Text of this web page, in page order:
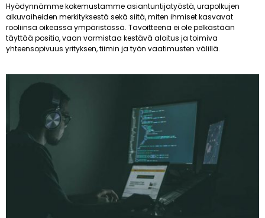
Hyödynnämme kokemustamme asiantuntijatyöstä, urapolkujen
alkuvaiheiden merkityksestä sekä siitä, miten ihmiset kasvavat
rooliinsa oikeassa ympäristössä. Tavoitteena ei ole pelkästään
täyttää positio, vaan varmistaa kestävä aloitus ja toimiva
yhteensopivuus yrityksen, tiimin ja työn vaatimusten välillä.